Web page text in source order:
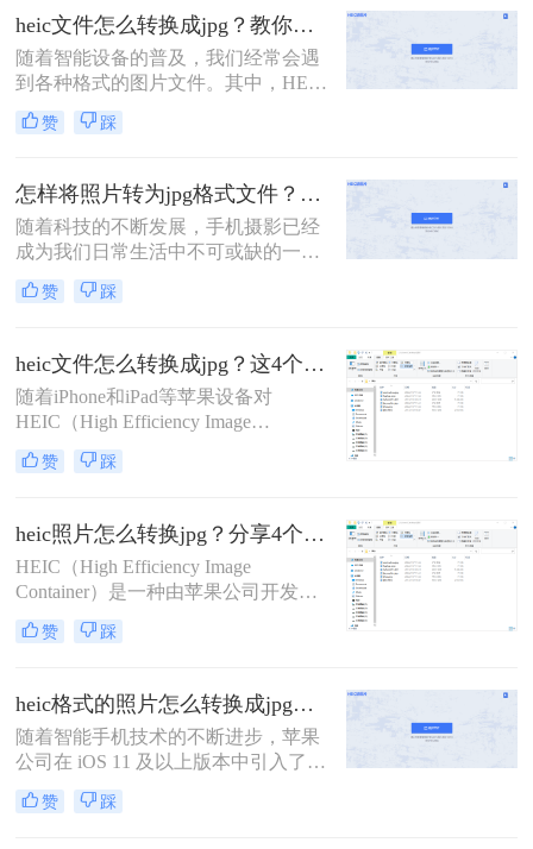
线转换、iPhone端设置和Mac自带工
具四条路子，帮你看完就能上手。
HEIC格式的兼容性相对较差，有时我
们需要将其转换为更广泛支持的JPG
格式。那么heic文件怎么转换jpg呢？
本文将介绍三种将HEIC文件转换为
JPG的方法。
heic文件怎么转换成jpg？教你四招快速转换！
​随着智能设备的普及，我们经常会遇
到各种格式的图片文件。其中，HEIC
格式是苹果设备常用的图片格式，但
在非苹果设备或一些旧版软件中可能
件怎么转换成jpg成为了一个常见的需
求。本文将介绍三种将HEIC文件转换
为JPG的方法，帮助您轻松解决这一
问题。
赞 踩
怎样将照片转为jpg格式文件？这里有四种方法！
随着科技的不断发展，手机摄影已经
成为我们日常生活中不可或缺的一部
分。然而，随着iOS系统的更新，
iPhone和iPad等设备拍摄的照片默认
储空间和画质上有所优化，但并非所
有设备和软件都支持直接打开或编
辑。因此，将HEIC格式的照片转换为
更广泛支持的JPG格式变得尤为重
要。那么怎样将照片转为jpg格式文件
呢？本文将详细介绍几种将HEIC照片
赞 踩
heic文件怎么转换成jpg？这4个方法帮你解决问题！
​随着iPhone和iPad等苹果设备对
HEIC（High Efficiency Image
Format）格式的支持，越来越多的用
户开始接触到这种高效的图像文件格
式，能够在保持同等图像质量的同
时，占用更少的存储空间。然而，由
于兼容性问题，许多非苹果设备和软
件并不支持HEIC格式。因此，将
HEIC文件转换为更通用的JPG格式，
成为了一个常见的需求。那么heic文
几种将HEIC文件转换为JPG的方法。
赞 踩
heic照片怎么转换jpg？分享4个简单的方法！
HEIC（High Efficiency Image
Container）是一种由苹果公司开发的
图片格式，以其高效的压缩率和较小
的文件体积而受到青睐，尤其在手机
式的普及度相对较低，许多非苹果设
备或应用程序可能无法直接支持该格
式，因此将HEIC照片转换为更广泛支
持的JPG格式成为了一个常见的需
求。那么heic照片怎么转换jpg呢？本
文将详细介绍几种将HEIC照片转换为
赞 踩
heic格式的照片怎么转换成jpg？教你4种好用转换方法！
随着智能手机技术的不断进步，苹果
公司在 iOS 11 及以上版本中引入了一
种新的图像格式——高效图像编码
（High Efficiency Image Format, 简称
赞 踩